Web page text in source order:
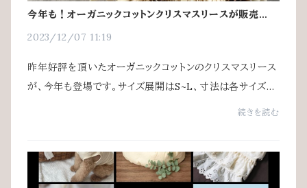
今年も！オーガニックコットンクリスマスリースが販売開始
2023/12/07 11:19
昨年好評を頂いたオーガニックコットンのクリスマスリース
が、今年も登場です。サイズ展開はS~L、寸法は各サイズ以
下のようになっています。Sサイズ 直径約17cmMサイ
続きを読む